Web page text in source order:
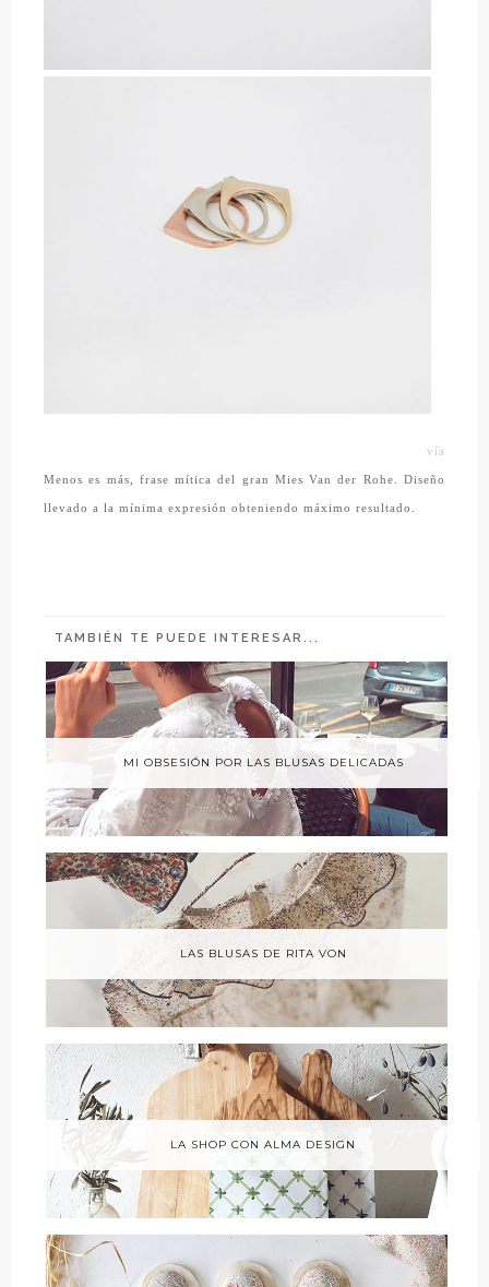
vía
Menos es más, frase mítica del gran Mies Van der Rohe. Diseño
llevado a la mínima expresión obteniendo máximo resultado.
TAMBIÉN TE PUEDE INTERESAR...
MI OBSESIÓN POR LAS BLUSAS DELICADAS
LAS BLUSAS DE RITA VON
LA SHOP CON ALMA DESIGN